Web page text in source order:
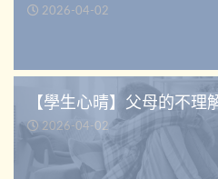
2026-04-02
【學生心晴】父母的不理
2026-04-02